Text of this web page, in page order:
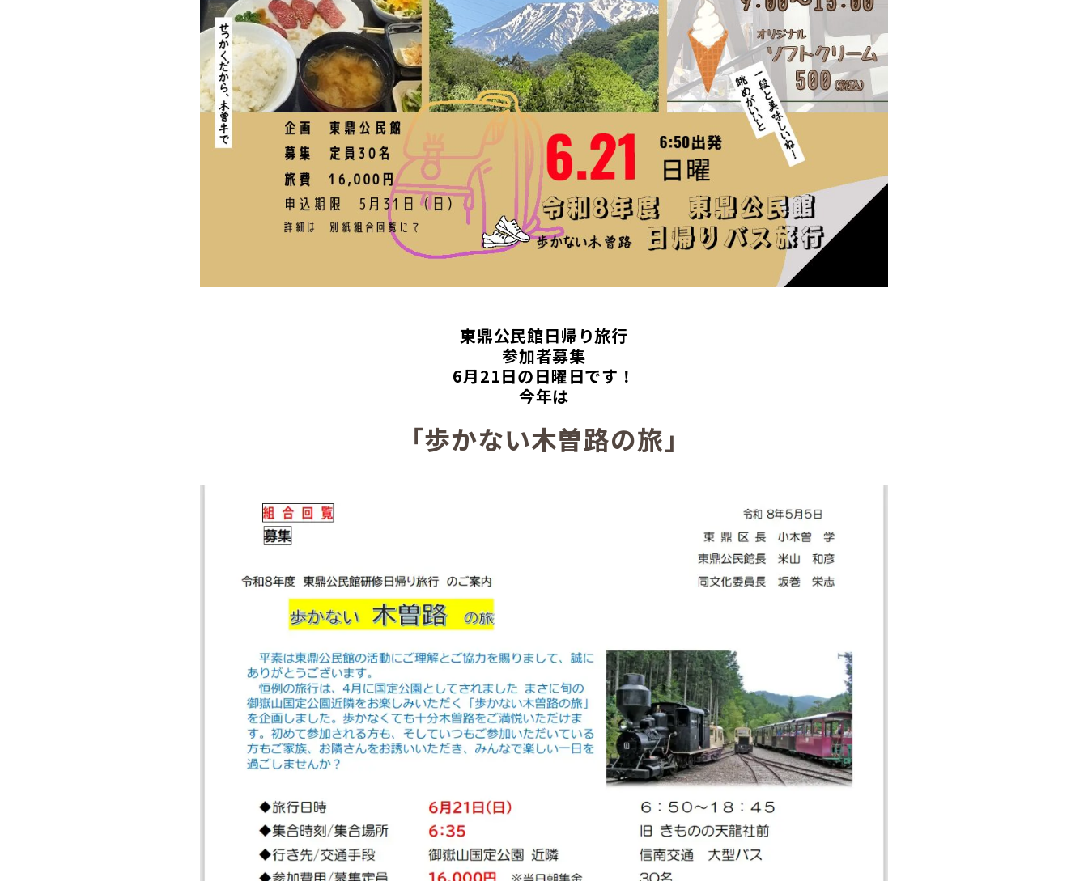
東鼎公民館日帰り旅行
参加者募集
6月21日の日曜日です！
今年は
「歩かない木曽路の旅」